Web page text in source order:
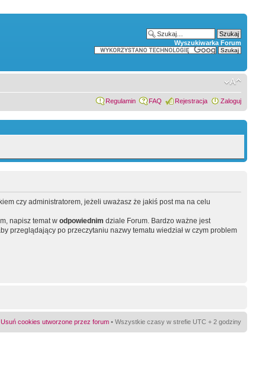
Wyszukiwarka Forum
Regulamin FAQ Rejestracja Zaloguj
czy administratorem, jeżeli uważasz że jakiś post ma na celu
napisz temat w odpowiednim dziale Forum. Bardzo ważne jest
przeglądający po przeczytaniu nazwy tematu wiedział w czym problem
Usuń cookies utworzone przez forum • Wszystkie czasy w strefie UTC + 2 godziny